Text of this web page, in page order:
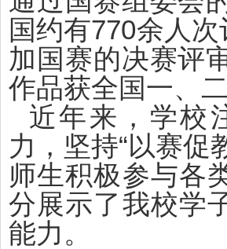
国约有770余人
加国赛的决赛评
作品获全国一、
近年来，学校
力，坚持“以赛促
师生积极参与各
分展示了我校学
能力。